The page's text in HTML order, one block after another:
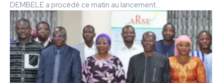
DEMBELE a procédé ce matin au lancement...